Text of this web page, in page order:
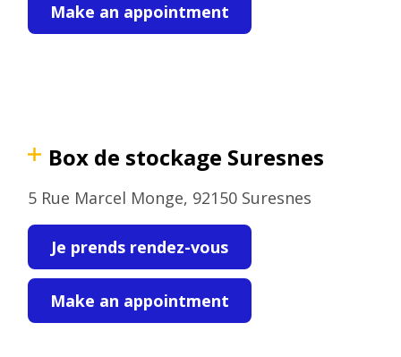
Make an appointment
Box de stockage Suresnes
5 Rue Marcel Monge, 92150 Suresnes
Je prends rendez-vous
Make an appointment